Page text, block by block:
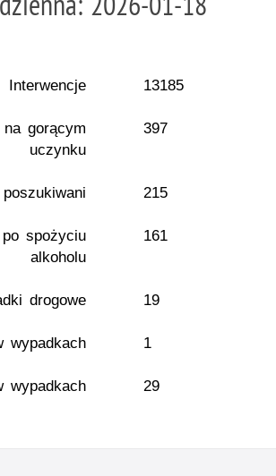
Interwencje 13185
gorącym
uczynku
397
215
spożyciu
alkoholu
161
drogowe 19
wypadkach 1
wypadkach 29